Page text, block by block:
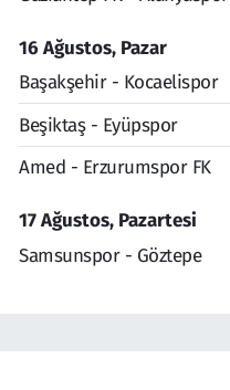
16 Ağustos, Pazar
Başakşehir - Kocaelispor
Beşiktaş - Eyüpspor
Amed - Erzurumspor FK
17 Ağustos, Pazartesi
Samsunspor - Göztepe